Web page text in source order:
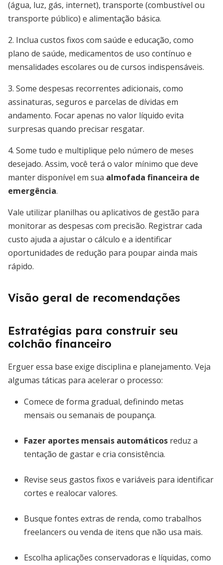
(água, luz, gás, internet), transporte (combustível ou
transporte público) e alimentação básica.
2. Inclua custos fixos com saúde e educação, como
plano de saúde, medicamentos de uso contínuo e
mensalidades escolares ou de cursos indispensáveis.
3. Some despesas recorrentes adicionais, como
assinaturas, seguros e parcelas de dívidas em
andamento. Focar apenas no valor líquido evita
surpresas quando precisar resgatar.
4. Some tudo e multiplique pelo número de meses
desejado. Assim, você terá o valor mínimo que deve
manter disponível em sua almofada financeira de
emergência.
Vale utilizar planilhas ou aplicativos de gestão para
monitorar as despesas com precisão. Registrar cada
custo ajuda a ajustar o cálculo e a identificar
oportunidades de redução para poupar ainda mais
rápido.
Visão geral de recomendações
Estratégias para construir seu
colchão financeiro
Erguer essa base exige disciplina e planejamento. Veja
algumas táticas para acelerar o processo:
Comece de forma gradual, definindo metas
mensais ou semanais de poupança.
Fazer aportes mensais automáticos reduz a
tentação de gastar e cria consistência.
Revise seus gastos fixos e variáveis para identificar
cortes e realocar valores.
Busque fontes extras de renda, como trabalhos
freelancers ou venda de itens que não usa mais.
Escolha aplicações conservadoras e líquidas, como